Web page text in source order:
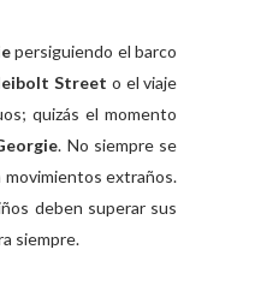
persiguiendo el barco
Street o el viaje
quizás el momento
. No siempre se
movimientos extraños.
deben superar sus
siempre.